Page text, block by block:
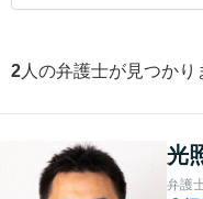
2 人の弁護士が見つかり
光
弁護